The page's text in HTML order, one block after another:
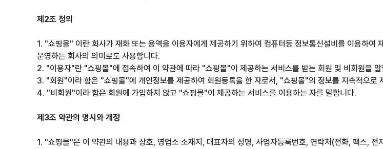
제2조 정의
1. "쇼핑몰" 이란 회사가 재화 또는 용역을 이용자에게 제공하기 위하여 컴퓨터등 정보통신설비를 이용하
운영하는 회사의 의미로도 사용합니다.
2. "이용자"란 "쇼핑몰"에 접속하여 이 약관에 따라 "쇼핑몰"이 제공하는 서비스를 받는 회원 및 비회원을 말
3. "회원"이라 함은 "쇼핑몰"에 개인정보를 제공하여 회원등록을 한 자로서, "쇼핑몰"의 정보를 지속적으
4. "비회원"이라 함은 회원에 가입하지 않고 "쇼핑몰"이 제공하는 서비스를 이용하는 자를 말합니다.
제3조 약관의 명시와 개정
1. "쇼핑몰"은 이 약관의 내용과 상호, 영업소 소재지, 대표자의 성명, 사업자등록번호, 연락처(전화, 팩스,